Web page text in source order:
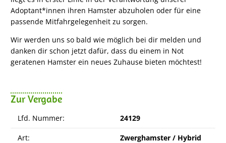
Adoptant*innen ihren Hamster abzuholen oder für eine
passende Mitfahrgelegenheit zu sorgen.
Wir werden uns so bald wie möglich bei dir melden und
danken dir schon jetzt dafür, dass du einem in Not
geratenen Hamster ein neues Zuhause bieten möchtest!
Zur Vergabe
Lfd. Nummer: 24129
Art: Zwerghamster / Hybrid